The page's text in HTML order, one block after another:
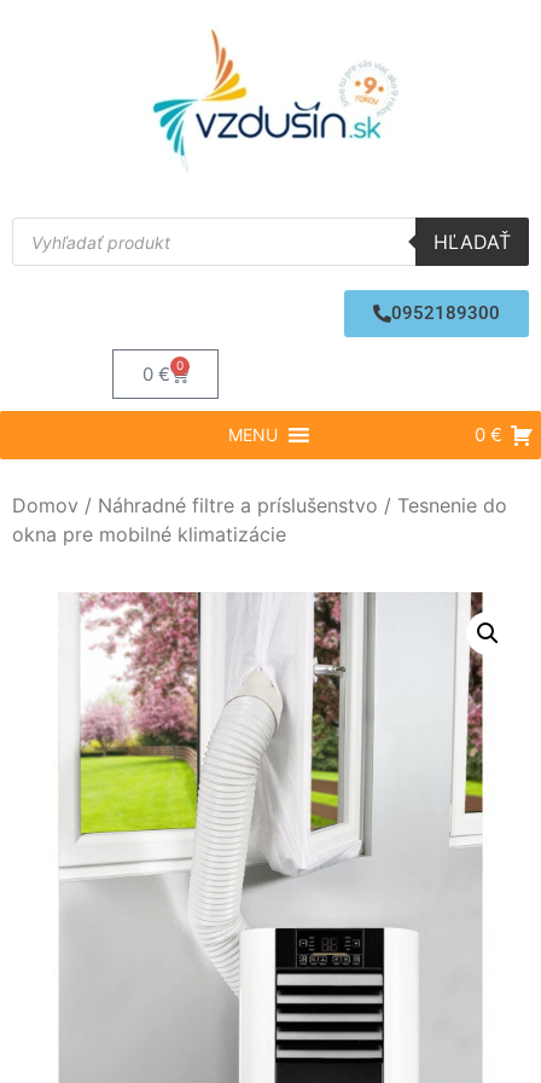
HĽADAŤ
0952189300
0€ 0
MENU 0 €
Domov / Náhradné filtre a príslušenstvo / Tesnenie do
okna pre mobilné klimatizácie
Nevyhnutné
Tieto súbory
cookie nie sú
voliteľné. Sú
fungovanie
webovej
stránky.
Štatistiky